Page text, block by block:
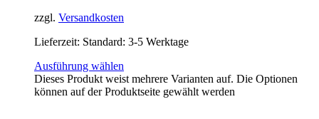
zzgl. Versandkosten
Lieferzeit: Standard: 3-5 Werktage
Ausführung wählen
Dieses Produkt weist mehrere Varianten auf. Die Optionen
können auf der Produktseite gewählt werden